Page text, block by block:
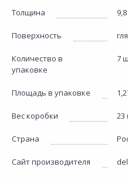
Толщина
Поверхность
Количество в
упаковке
7
Площадь в упаковке
Вес коробки 23
Страна
Сайт производителя